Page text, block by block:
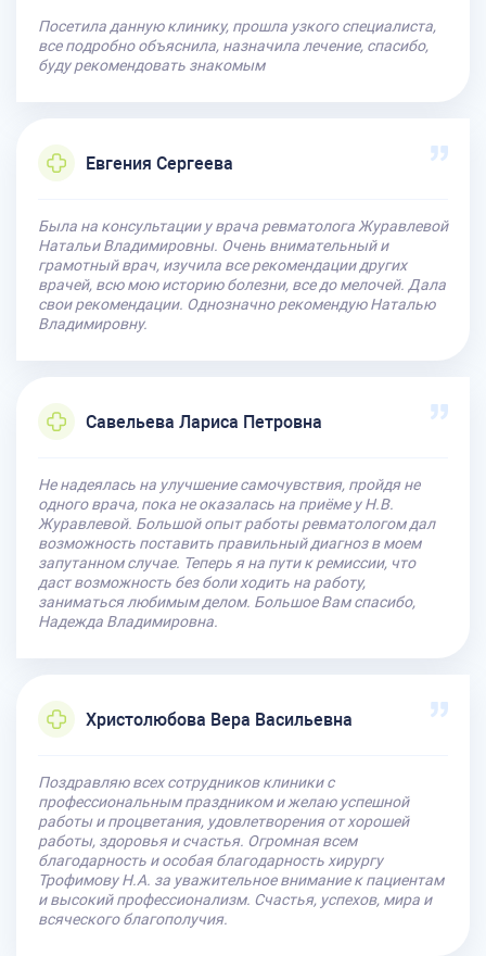
Посетила данную клинику, прошла узкого специалиста,
все подробно объяснила, назначила лечение, спасибо,
буду рекомендовать знакомым
Евгения Сергеева
Была на консультации у врача ревматолога Журавлевой
Натальи Владимировны. Очень внимательный и
грамотный врач, изучила все рекомендации других
врачей, всю мою историю болезни, все до мелочей. Дала
свои рекомендации. Однозначно рекомендую Наталью
Владимировну.
Савельева Лариса Петровна
Не надеялась на улучшение самочувствия, пройдя не
одного врача, пока не оказалась на приёме у Н.В.
Журавлевой. Большой опыт работы ревматологом дал
возможность поставить правильный диагноз в моем
запутанном случае. Теперь я на пути к ремиссии, что
даст возможность без боли ходить на работу,
заниматься любимым делом. Большое Вам спасибо,
Надежда Владимировна.
Христолюбова Вера Васильевна
Поздравляю всех сотрудников клиники с
профессиональным праздником и желаю успешной
работы и процветания, удовлетворения от хорошей
работы, здоровья и счастья. Огромная всем
благодарность и особая благодарность хирургу
Трофимову Н.А. за уважительное внимание к пациентам
и высокий профессионализм. Счастья, успехов, мира и
всяческого благополучия.